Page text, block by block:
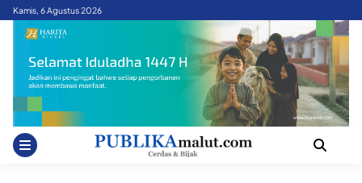
SkipKamis, 6 Agustus 2026